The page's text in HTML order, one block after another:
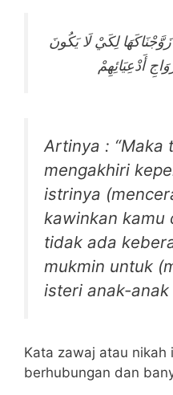
لِكَيْ لَا يَكُونَ
أَدْعِيَائِهِمْ
Artinya : “Maka
mengakhiri
istrinya
kawinkan kamu
tidak ada
mukmin untuk
isteri anak-anak
Kata zawaj atau nikah
berhubungan dan